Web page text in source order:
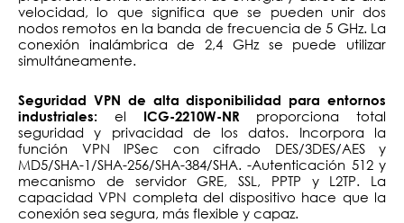
velocidad, lo que significa que se pueden unir dos
nodos remotos en la banda de frecuencia de 5 GHz. La
conexión inalámbrica de 2,4 GHz se puede utilizar
simultáneamente.
Seguridad VPN de alta disponibilidad para entornos
industriales: el ICG-2210W-NR proporciona total
seguridad y privacidad de los datos. Incorpora la
función VPN IPSec con cifrado DES/3DES/AES y
MD5/SHA-1/SHA-256/SHA-384/SHA. -Autenticación 512 y
mecanismo de servidor GRE, SSL, PPTP y L2TP. La
capacidad VPN completa del dispositivo hace que la
conexión sea segura, más flexible y capaz.